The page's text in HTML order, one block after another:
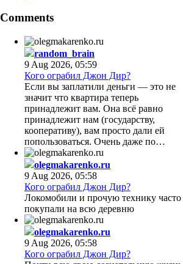
Comments
random_brain
9 Aug 2026, 05:59
Кого ограбил Джон Дир?
Если вы заплатили деньги — это не
значит что квартира теперь
принадлежит вам. Она всё равно
принадлежит нам (государству,
кооперативу), вам просто дали ей
попользоваться. Очень даже по…
olegmakarenko.ru
9 Aug 2026, 05:58
Кого ограбил Джон Дир?
Локомобили и прочую технику часто
покупали на всю деревню
olegmakarenko.ru
9 Aug 2026, 05:58
Кого ограбил Джон Дир?